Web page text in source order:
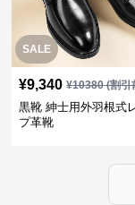
SALE
¥9,340 ¥10380(割引
黒靴 紳士用外羽根式
プ革靴